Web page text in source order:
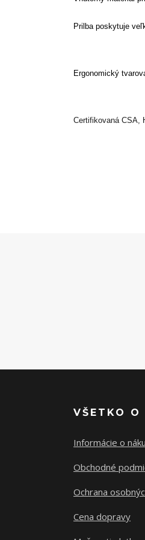
Prilba poskytuje
Ergonomický
Certifikovaná CSA,
VŠETKO O
Informácie o
Obchodné
Ochrana
Cena dopravy